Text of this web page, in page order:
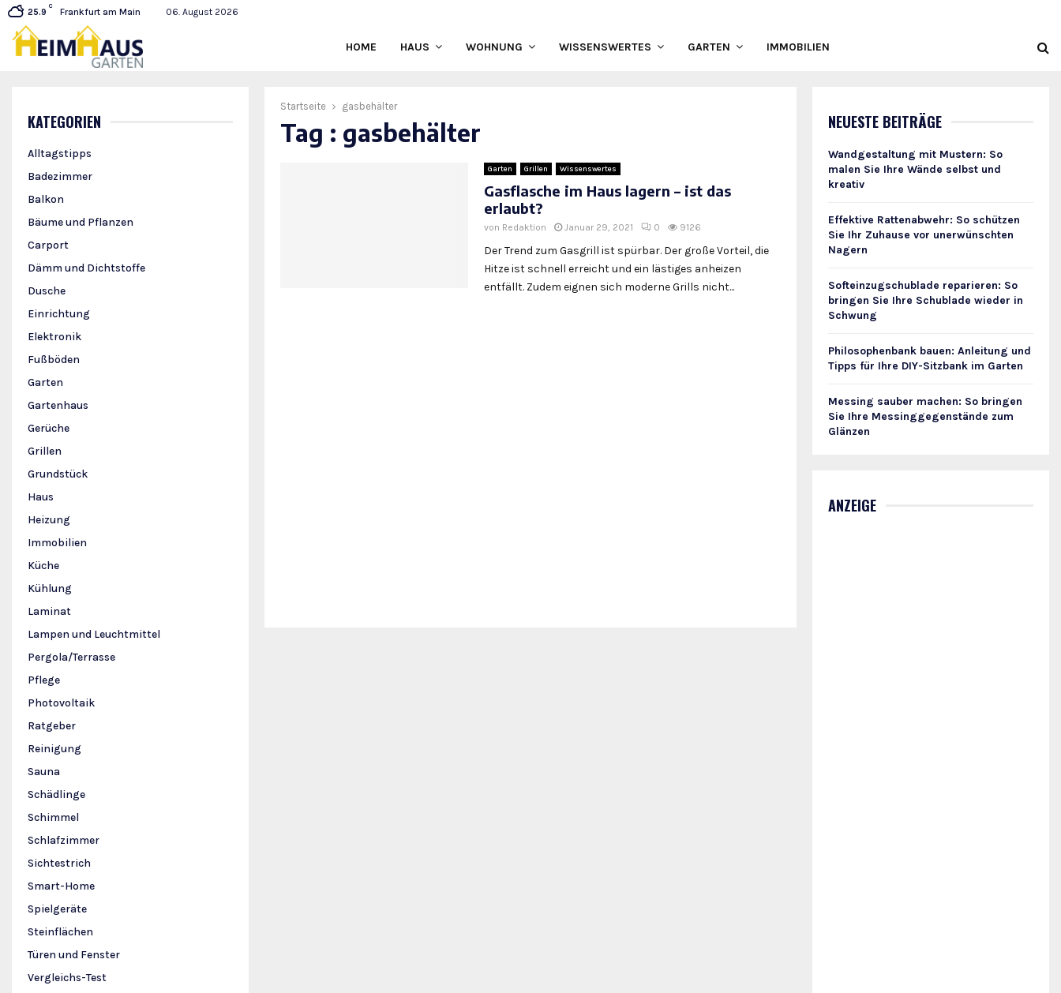
25.9
C
Frankfurt am Main 06. August 2026
HOME HAUS WOHNUNG WISSENSWERTES GARTEN IMMOBILIEN
Startseite gasbehälter
Tag : gasbehälter
Garten Grillen Wissenswertes
Gasflasche im Haus lagern – ist das
erlaubt?
von Redaktion Januar 29, 2021 0 9126
Der Trend zum Gasgrill ist spürbar. Der große Vorteil, die
Hitze ist schnell erreicht und ein lästiges anheizen
entfällt. Zudem eignen sich moderne Grills nicht...
KATEGORIEN
Alltagstipps
Badezimmer
Balkon
Bäume und Pflanzen
Carport
Dämm und Dichtstoffe
Dusche
Einrichtung
Elektronik
Fußböden
Garten
Gartenhaus
Gerüche
Grillen
Grundstück
Haus
Heizung
Immobilien
Küche
Kühlung
Laminat
Lampen und Leuchtmittel
Pergola/Terrasse
Pflege
Photovoltaik
Ratgeber
Reinigung
Sauna
Schädlinge
Schimmel
Schlafzimmer
Sichtestrich
Smart-Home
Spielgeräte
Steinflächen
Türen und Fenster
Vergleichs-Test
NEUESTE BEITRÄGE
Wandgestaltung mit Mustern: So
malen Sie Ihre Wände selbst und
kreativ
Effektive Rattenabwehr: So schützen
Sie Ihr Zuhause vor unerwünschten
Nagern
Softeinzugschublade reparieren: So
bringen Sie Ihre Schublade wieder in
Schwung
Philosophenbank bauen: Anleitung und
Tipps für Ihre DIY-Sitzbank im Garten
Messing sauber machen: So bringen
Sie Ihre Messinggegenstände zum
Glänzen
ANZEIGE